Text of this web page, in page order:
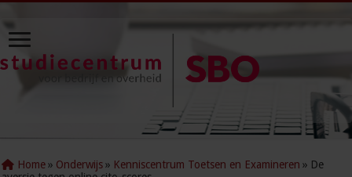
Home » Onderwijs » Kenniscentrum Toetsen en Examineren » De